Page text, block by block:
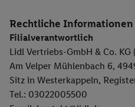
Rechtliche Informationen
Filialverantwortlich
Lidl Vertriebs-GmbH & Co. KG
Am Velper Mühlenbach 6,
Sitz in Westerkappeln,
Tel.: 03022005500